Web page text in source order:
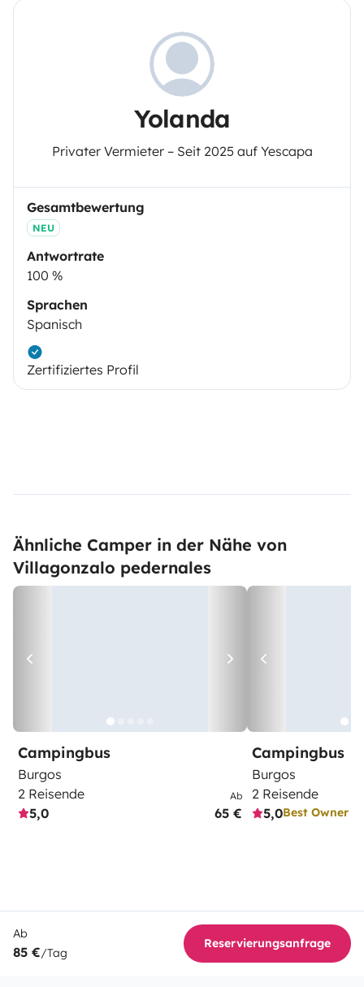
Yolanda
Privater Vermieter – Seit 2025 auf Yescapa
Gesamtbewertung
NEU
Antwortrate
100 %
Sprachen
Spanisch
Zertifiziertes Profil
Ähnliche Camper in der Nähe von
Villagonzalo pedernales
Campingbus
Burgos
2 Reisende
5,0
Ab
65 €
Campingbus
Burgos
2 Reisende
5,0Best Owner
Ab
85 €/Tag
Reservierungsanfrage